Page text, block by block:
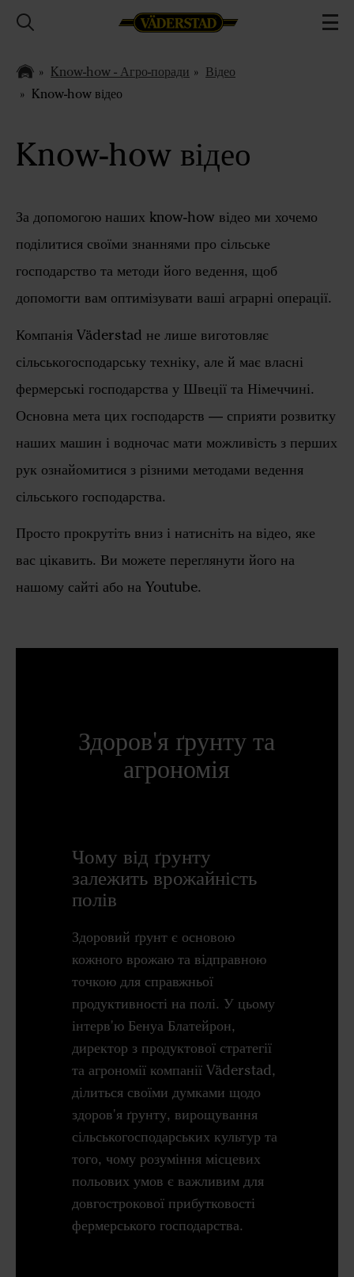
Know-how - Агро-поради
Відео
Know-how відео
Know-how відео
За допомогою наших know-how відео ми хочемо
поділитися своїми знаннями про сільське
господарство та методи його ведення, щоб
допомогти вам оптимізувати ваші аграрні операції.
Компанія Väderstad не лише виготовляє
сільськогосподарську техніку, але й має власні
фермерські господарства у Швеції та Німеччині.
Основна мета цих господарств — сприяти розвитку
наших машин і водночас мати можливість з перших
рук ознайомитися з різними методами ведення
сільського господарства.
Просто прокрутіть вниз і натисніть на відео, яке
вас цікавить. Ви можете переглянути його на
нашому сайті або на Youtube.
Здоров'я ґрунту та
агрономія
Чому від ґрунту
залежить врожайність
полів
Здоровий ґрунт є основою
кожного врожаю та відправною
точкою для справжньої
продуктивності на полі. У цьому
інтерв'ю Бенуа Блатейрон,
директор з продуктової стратегії
та агрономії компанії Väderstad,
ділиться своїми думками щодо
здоров'я ґрунту, вирощування
сільськогосподарських культур та
того, чому розуміння місцевих
польових умов є важливим для
довгострокової прибутковості
фермерського господарства.